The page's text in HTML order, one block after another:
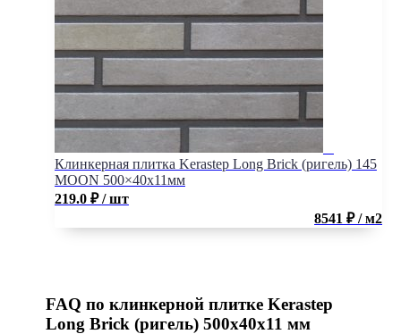
Клинкерная плитка Kerastep Long Brick (ригель) 145
MOON 500×40х11мм
219.0 ₽ / шт
8541 ₽ / м2
FAQ по клинкерной плитке Kerastep
Long Brick (ригель) 500x40x11 мм